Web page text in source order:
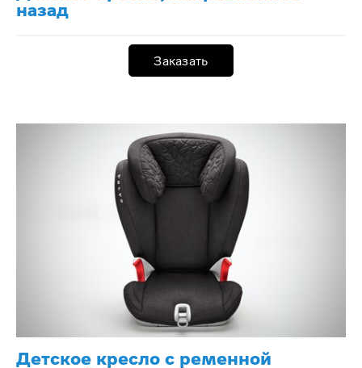
назад
Заказать
Детское кресло с ременной